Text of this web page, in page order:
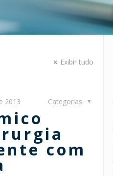
Exibir tudo
2013 Categorias
com